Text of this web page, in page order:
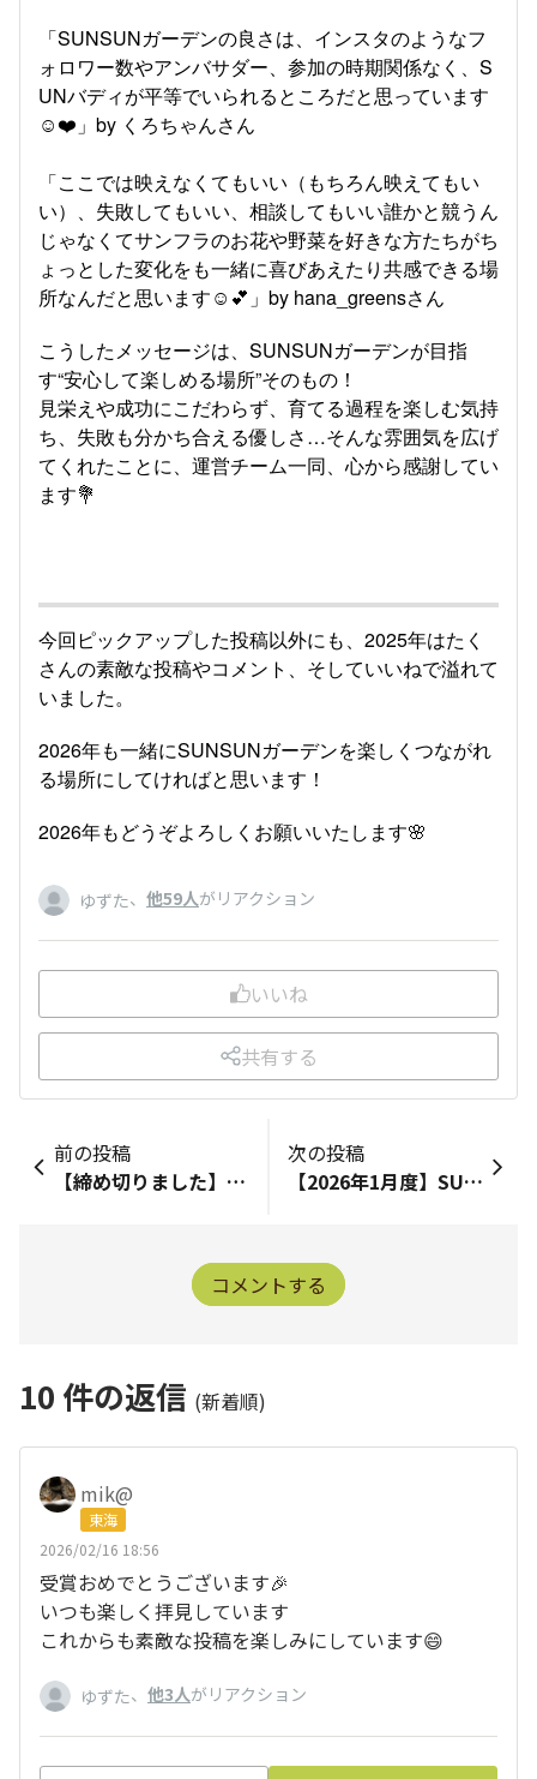
「SUNSUNガーデンの良さは、インスタのようなフ
ォロワー数やアンバサダー、参加の時期関係なく、S
UNバディが平等でいられるところだと思っています
☺️❤️」by くろちゃんさん
「ここでは映えなくてもいい（もちろん映えてもい
い）、失敗してもいい、相談してもいい誰かと競うん
じゃなくてサンフラのお花や野菜を好きな方たちがち
ょっとした変化をも一緒に喜びあえたり共感できる場
所なんだと思います☺️💕」by hana_greensさん
こうしたメッセージは、SUNSUNガーデンが目指
す“安心して楽しめる場所”そのもの！
見栄えや成功にこだわらず、育てる過程を楽しむ気持
ち、失敗も分かち合える優しさ…そんな雰囲気を広げ
てくれたことに、運営チーム一同、心から感謝してい
ます💐
今回ピックアップした投稿以外にも、2025年はたく
さんの素敵な投稿やコメント、そしていいねで溢れて
いました。
2026年も一緒にSUNSUNガーデンを楽しくつながれ
る場所にしてければと思います！
2026年もどうぞよろしくお願いいたします🌸
ゆずた、 他59人がリアクション
いいね
共有する
前の投稿
【締め切りました】「サントリー本気野菜」第5期公式アンバサダーを大募集！
次の投稿
【2026年1月度】SUNSUNアワード発表！
コメントする
10 件の返信 (新着順)
mik@
東海
2026/02/16 18:56
受賞おめでとうございます🎉
いつも楽しく拝見しています
これからも素敵な投稿を楽しみにしています😄
ゆずた、 他3人がリアクション